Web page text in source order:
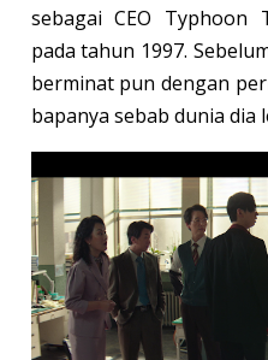
sebagai CEO Typhoon
pada tahun 1997.
berminat pun dengan
bapanya sebab dunia dia